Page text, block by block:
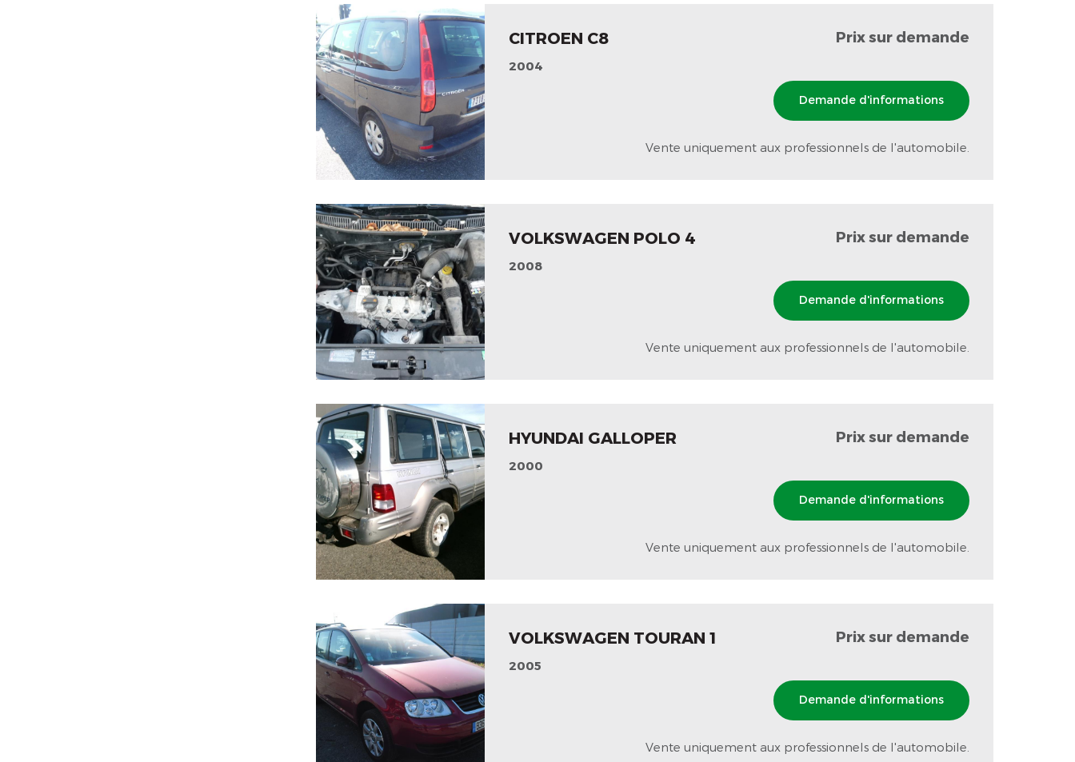
CITROEN C8 Prix sur demande
Demande d'informations
Vente uniquement aux professionnels de l'automobile.
2004
VOLKSWAGEN POLO 4 Prix sur demande
Demande d'informations
Vente uniquement aux professionnels de l'automobile.
2008
HYUNDAI GALLOPER Prix sur demande
Demande d'informations
Vente uniquement aux professionnels de l'automobile.
2000
VOLKSWAGEN TOURAN 1 Prix sur demande
Demande d'informations
Vente uniquement aux professionnels de l'automobile.
2005